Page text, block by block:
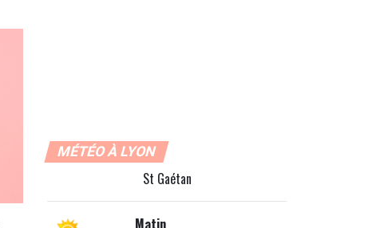
MÉTÉO À LYON
St Gaétan
Matin